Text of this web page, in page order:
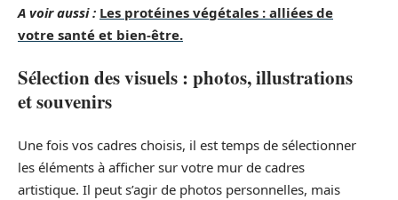
A voir aussi : Les protéines végétales : alliées de
votre santé et bien-être.
Sélection des visuels : photos, illustrations
et souvenirs
Une fois vos cadres choisis, il est temps de sélectionner
les éléments à afficher sur votre mur de cadres
artistique. Il peut s’agir de photos personnelles, mais